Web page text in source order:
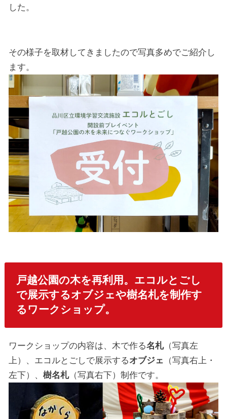
した。
その様子を取材してきましたので写真多めでご紹介し
ます。
戸越公園の木を再利用。エコルとごし
で展示するオブジェや樹名札を制作す
るワークショップ。
ワークショップの内容は、木で作る名札（写真左
上）、エコルとごしで展示するオブジェ （写真右上・
左下）、 樹名札（写真右下）制作です。